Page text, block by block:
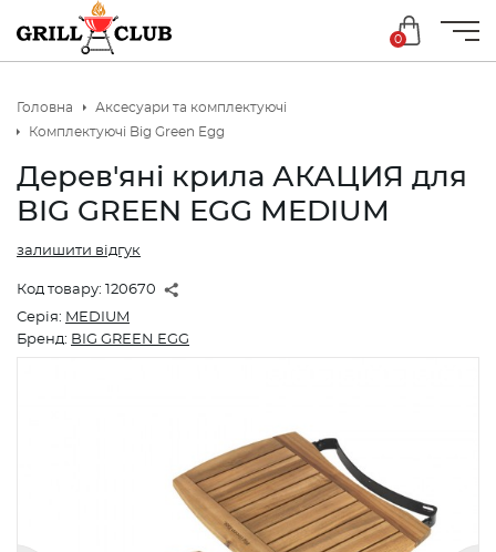
0
Головна
Аксесуари та комплектуючі
Комплектуючі Big Green Egg
Дерев'яні крила АКАЦИЯ для
BIG GREEN EGG MEDIUM
Код товару: 120670
залишити відгук
Бренд: BIG GREEN EGG
Серія: MEDIUM